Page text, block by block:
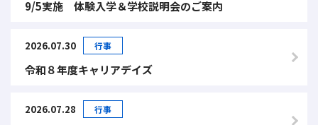
9/5実施 体験入学＆学校説明会のご案内
2026.07.30 行事
令和８年度キャリアデイズ
2026.07.28 行事